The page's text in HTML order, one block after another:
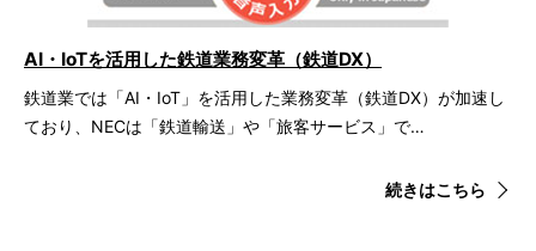
鉄道業では「AI・IoT」を活用した業務変革（鉄道DX）が加速し
ており、NECは「鉄道輸送」や「旅客サービス」で…
続きはこちら
AI・IoTを活用した鉄道業務変革（鉄道DX）